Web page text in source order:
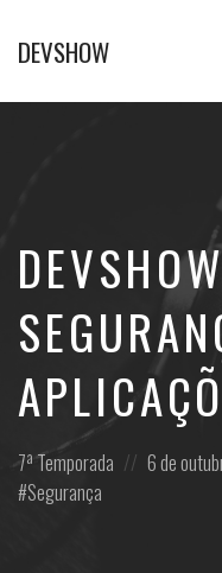
DEVSHOW
em
Posted
in:
7ª Temporada
Posted
6 de
Segurança